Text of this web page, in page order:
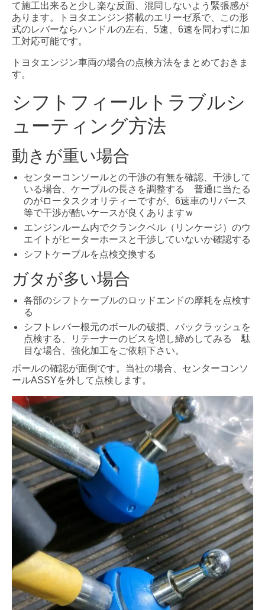
て施工出来ると少し楽な反面、混同しないよう緊張感が
あります。トヨタエンジン搭載のエリーゼ系で、この形
式のレバーならハンドルの左右、5速、6速を問わずに加
工対応可能です。
トヨタエンジン車両の場合の点検方法をまとめておきま
す。
シフトフィールトラブルシ
ューティング方法
動きが重い場合
センターコンソールとの干渉の有無を確認、干渉して
いる場合、ケーブルの長さを調整する 普通に当たる
のがロータスクオリティーですが、6速車のリバース
等で干渉が酷いケースが良くありますｗ
エンジンルーム内でクランクベル（リンケージ）のウ
エイトがヒーターホースと干渉していないか確認する
シフトケーブルを点検交換する
ガタが多い場合
各部のシフトケーブルのロッドエンドの摩耗を点検す
る
シフトレバー根元のボールの破損、バックラッシュを
点検する、リテーナーのビスを増し締めしてみる 駄
目な場合、強化加工をご依頼下さい。
ボールの確認が面倒です。当社の場合、センターコンソ
ールASSYを外して点検します。